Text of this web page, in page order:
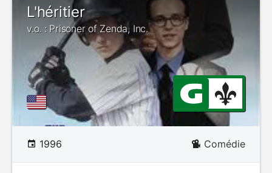
L'héritier
v.o. : Prisoner of Zenda, Inc.
1996 Comédie